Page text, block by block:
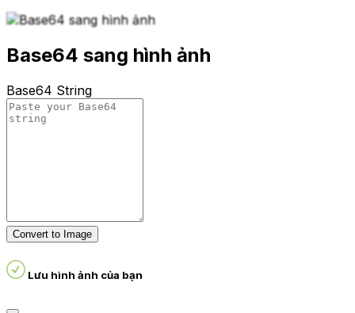
Base64 sang hình ảnh
Base64 String
Convert to Image
Lưu hình ảnh của bạn